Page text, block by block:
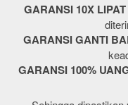
GARANSI 10X
GARANSI GANTI
GARANSI 100%